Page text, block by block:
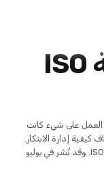
مقدمة إلى سلسلة ISO
بدأ أكثر من 100 خبير من 52 دولة العمل على شيء كانت
إدارة الابتكار.
والنتيجة، بعد ست سنوات من التعاون، كانت ISO 56002. وقد نُشر في يوليو